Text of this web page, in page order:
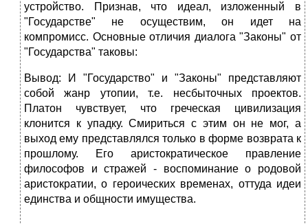
устройство. Признав, что идеал, изложенный в
"Государстве" не осуществим, он идет на
компромисс. Основные отличия диалога "Законы" от
"Государства" таковы:
Вывод: И "Государство" и "Законы" представляют
собой жанр утопии, т.е. несбыточных проектов.
Платон чувствует, что греческая цивилизация
клонится к упадку. Смириться с этим он не мог, а
выход ему представлялся только в форме возврата к
прошлому. Его аристократическое правление
философов и стражей - воспоминание о родовой
аристократии, о героических временах, оттуда идеи
единства и общности имущества.